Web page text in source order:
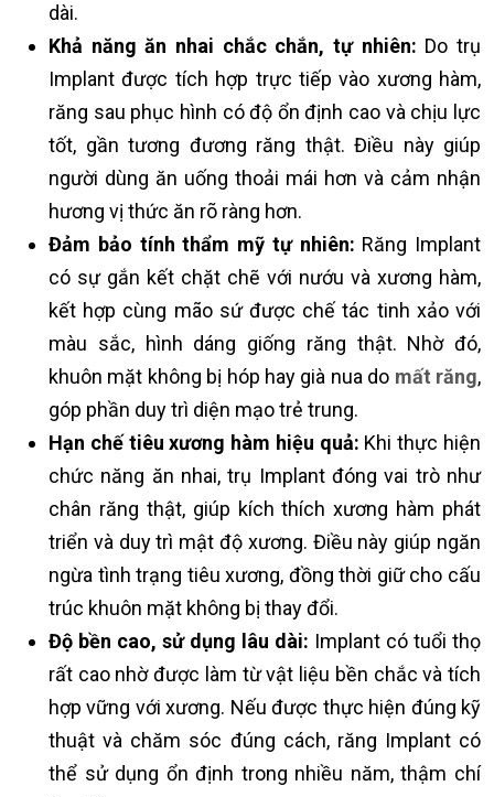
dài.
Khả năng ăn nhai chắc chắn, tự nhiên: Do trụ
Implant được tích hợp trực tiếp vào xương hàm,
răng sau phục hình có độ ổn định cao và chịu lực
tốt, gần tương đương răng thật. Điều này giúp
người dùng ăn uống thoải mái hơn và cảm nhận
hương vị thức ăn rõ ràng hơn.
Đảm bảo tính thẩm mỹ tự nhiên: Răng Implant
có sự gắn kết chặt chẽ với nướu và xương hàm,
kết hợp cùng mão sứ được chế tác tinh xảo với
màu sắc, hình dáng giống răng thật. Nhờ đó,
khuôn mặt không bị hóp hay già nua do mất răng,
góp phần duy trì diện mạo trẻ trung.
Hạn chế tiêu xương hàm hiệu quả: Khi thực hiện
chức năng ăn nhai, trụ Implant đóng vai trò như
chân răng thật, giúp kích thích xương hàm phát
triển và duy trì mật độ xương. Điều này giúp ngăn
ngừa tình trạng tiêu xương, đồng thời giữ cho cấu
trúc khuôn mặt không bị thay đổi.
Độ bền cao, sử dụng lâu dài: Implant có tuổi thọ
rất cao nhờ được làm từ vật liệu bền chắc và tích
hợp vững với xương. Nếu được thực hiện đúng kỹ
thuật và chăm sóc đúng cách, răng Implant có
thể sử dụng ổn định trong nhiều năm, thậm chí